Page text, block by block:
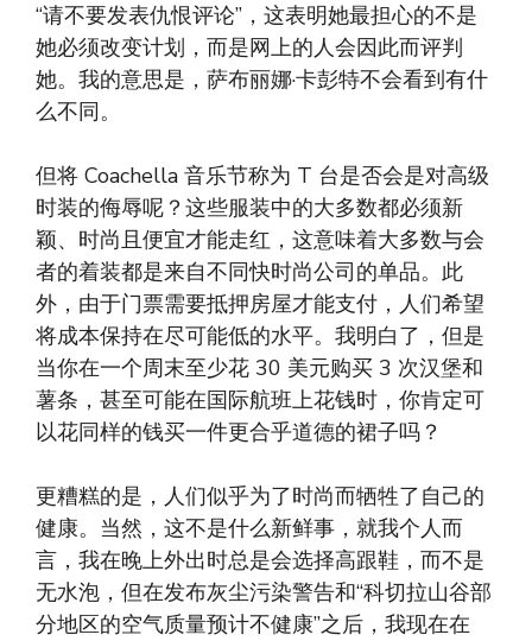
“请不要发表仇恨评论”​​，这表明她最担心的不是
她必须改变计划，而是网上的人会因此而评判
她。我的意思是，萨布丽娜·卡彭特不会看到有什
么不同。
但将 Coachella 音乐节称为 T 台是否会是对高级
时装的侮辱呢？这些服装中的大多数都必须新
颖、时尚且便宜才能走红，这意味着大多数与会
者的着装都是来自不同快时尚公司的单品。此
外，由于门票需要抵押房屋才能支付，人们希望
将成本保持在尽可能低的水平。我明白了，但是
当你在一个周末至少花 30 美元购买 3 次汉堡和
薯条，甚至可能在国际航班上花钱时，你肯定可
以花同样的钱买一件更合乎道德的裙子吗？
更糟糕的是，人们似乎为了时尚而牺牲了自己的
健康。当然，这不是什么新鲜事，就我个人而
言，我在晚上外出时总是会选择高跟鞋，而不是
无水泡，但在发布灰尘污染警告和“科切拉山谷部
分地区的空气质量预计不健康”之后，我现在在